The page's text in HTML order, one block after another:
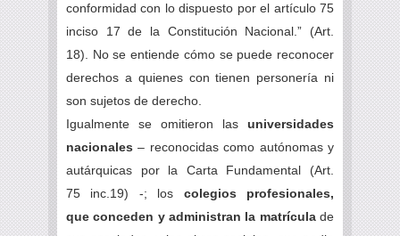
conformidad con lo dispuesto por el artículo 75
inciso 17 de la Constitución Nacional.” (Art.
18). No se entiende cómo se puede reconocer
derechos a quienes con tienen personería ni
son sujetos de derecho.
Igualmente se omitieron las universidades
nacionales – reconocidas como autónomas y
autárquicas por la Carta Fundamental (Art.
75
inc.19) -; los colegios profesionales,
que conceden y administran la matrículade